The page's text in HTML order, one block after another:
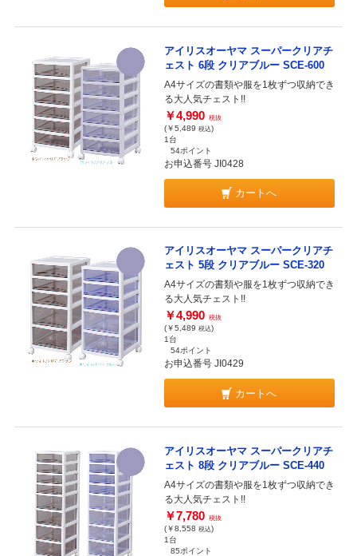
アイリスオーヤマ スーパークリアチ
ェスト 6段 クリアブルー SCE-600
A4サイズの書類や服を1枚ずつ収納でき
る大人気チェスト!!
￥4,990 税抜
(￥5,489 税込)
1台
54ポイント
お申込番号 JI0428
カートへ
アイリスオーヤマ スーパークリアチ
ェスト 5段 クリアブルー SCE-320
A4サイズの書類や服を1枚ずつ収納でき
る大人気チェスト!!
￥4,990 税抜
(￥5,489 税込)
1台
54ポイント
お申込番号 JI0429
カートへ
アイリスオーヤマ スーパークリアチ
ェスト 8段 クリアブルー SCE-440
A4サイズの書類や服を1枚ずつ収納でき
る大人気チェスト!!
￥7,780 税抜
(￥8,558 税込)
1台
85ポイント